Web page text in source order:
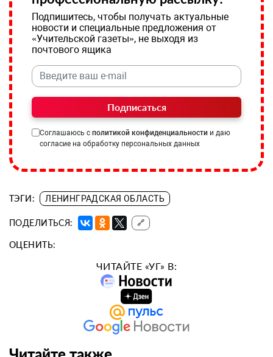
Подпишитесь, чтобы получать актуальные
новости и специальные предложения от
«Учительской газеты», не выходя из
почтового ящика
Подписаться
Соглашаюсь с политикой конфиденциальности и даю
согласие на обработку персональных данных
ТЭГИ: ЛЕНИНГРАДСКАЯ ОБЛАСТЬ
ПОДЕЛИТЬСЯ: 🔗
ОЦЕНИТЬ:
ЧИТАЙТЕ «УГ» В: